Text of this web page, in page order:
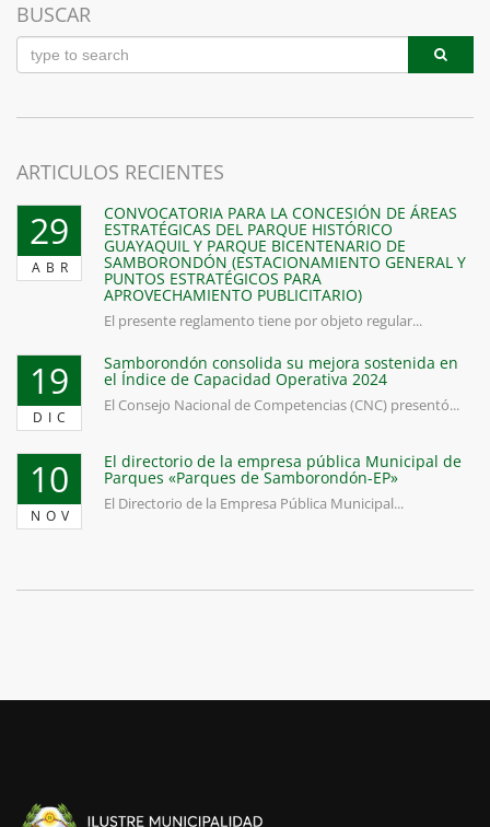
BUSCAR
ARTICULOS RECIENTES
29
ABR
CONVOCATORIA PARA LA CONCESIÓN DE ÁREAS
ESTRATÉGICAS DEL PARQUE HISTÓRICO
GUAYAQUIL Y PARQUE BICENTENARIO DE
SAMBORONDÓN (ESTACIONAMIENTO GENERAL Y
PUNTOS ESTRATÉGICOS PARA
APROVECHAMIENTO PUBLICITARIO)
El presente reglamento tiene por objeto regular...
19
DIC
Samborondón consolida su mejora sostenida en
el Índice de Capacidad Operativa 2024
El Consejo Nacional de Competencias (CNC) presentó...
10
NOV
El directorio de la empresa pública Municipal de
Parques «Parques de Samborondón-EP»
El Directorio de la Empresa Pública Municipal...